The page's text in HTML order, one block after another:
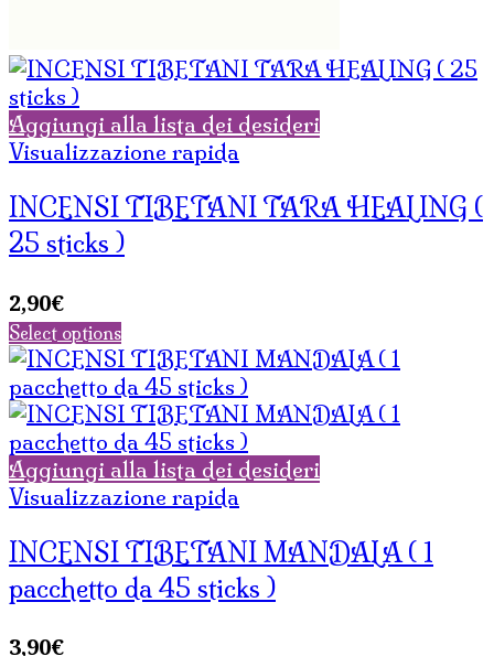
Aggiungi alla lista dei desideri
Visualizzazione rapida
INCENSI TIBETANI TARA HEALING (
25 sticks )
2,90€
Select options
Aggiungi alla lista dei desideri
Visualizzazione rapida
INCENSI TIBETANI MANDALA ( 1
pacchetto da 45 sticks )
3,90€